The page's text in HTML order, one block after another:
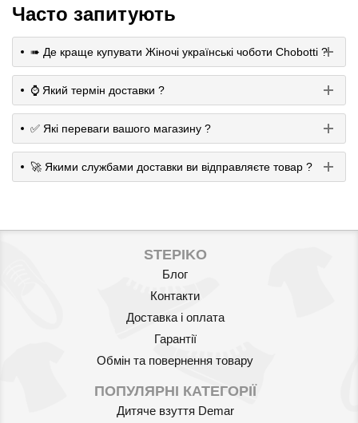
Часто запитують
➠ Де краще купувати Жіночі українські чоботи Chobotti ?
⌚️ Який термін доставки ?
✅ Які переваги вашого магазину ?
🚀 Якими службами доставки ви відправляєте товар ?
STEPIKO
Блог
Контакти
Доставка і оплата
Гарантії
Обмін та повернення товару
ПОПУЛЯРНІ КАТЕГОРІЇ
Дитяче взуття Demar